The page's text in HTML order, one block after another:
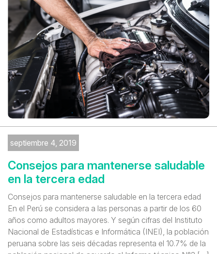
septiembre 4, 2019
Consejos para mantenerse saludable
en la tercera edad
Consejos para mantenerse saludable en la tercera edad
En el Perú se considera a las personas a partir de los 60
años como adultos mayores. Y según cifras del Instituto
Nacional de Estadísticas e Informática (INEI), la población
peruana sobre las seis décadas representa el 10.7% de la